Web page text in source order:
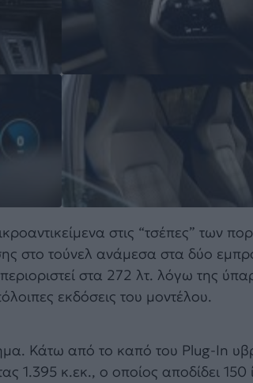
στις “τσέπες” των
στο τούνελ ανάμεσα στα δύο
στα 272 λτ. λόγω της
εκδόσεις του μοντέλου.
Κάτω από το καπό του Plug-In
1.395 κ.εκ., ο οποίος αποδίδει 150